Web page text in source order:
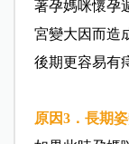
著孕媽咪懷孕
宮變大因而造
後期更容易有
原因3．長期